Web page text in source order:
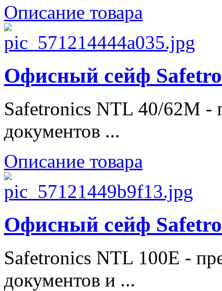
Описание товара
Офисный сейф
Safetronics NTL 40/62M -
документов ...
Описание товара
Офисный сейф
Safetronics NTL 100E -
документов и ...